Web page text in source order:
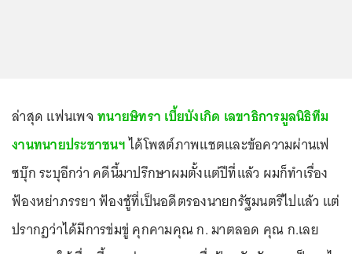
ล่าสุด แฟนเพจทนายษิทรา เบี้ยบังเกิด เลขาธิการมูลนิธิทีม
งานทนายประชาชนฯได้โพสต์ภาพแชตและข้อความผ่านเฟ
ซบุ๊ก ระบุอีกว่า คดีนี้มาปรึกษาผมตั้งแต่ปีที่แล้ว ผมก็ทำเรื่อง
ฟ้องหย่าภรรยา ฟ้องชู้ที่เป็นอดีตรองนายกรัฐมนตรีไปแล้ว แต่
ปรากฏว่าได้มีการข่มขู่ คุกคามคุณ ก. มาตลอด คุณ ก.เลย